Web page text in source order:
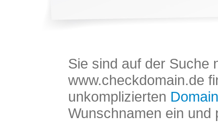
Sie sind auf der Suche
www.checkdomain.de
unkomplizierten
Wunschnamen ein und